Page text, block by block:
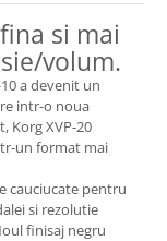
si mai
volum.
a devenit un
intr-o noua
Korg XVP-20
un format mai
cauciucate pentru
si rezolutie
finisaj negru